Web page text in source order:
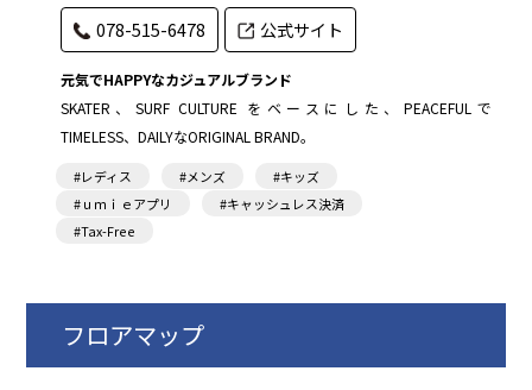
078-515-6478 公式サイト
元気でHAPPYなカジュアルブランド
SKATER、SURF CULTURE をベースにした、 PEACEFULで
TIMELESS、DAILYなORIGINAL BRAND。
#レディス #メンズ
#キッズ
#ｕｍｉｅアプリ
#キャッシュレス決済
#Tax-Free
フロアマップ